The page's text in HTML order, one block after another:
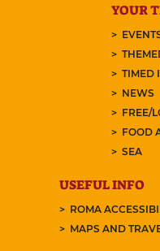
YOUR
TIMED
NEWS
FREE/
FOOD
SEA
USEFUL INFO
ROMA
MAPS AND